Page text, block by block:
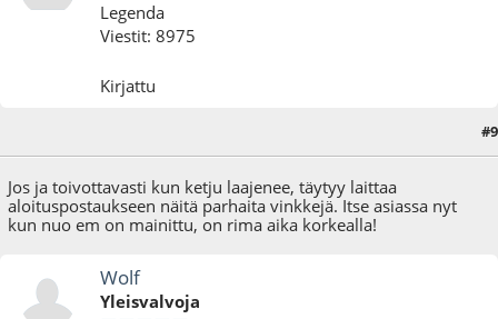
Legenda
Viestit: 8975
Kirjattu
#9
Jos ja toivottavasti kun ketju laajenee, täytyy laittaa
aloituspostaukseen näitä parhaita vinkkejä. Itse asiassa nyt
kun nuo em on mainittu, on rima aika korkealla!
Wolf
Yleisvalvoja